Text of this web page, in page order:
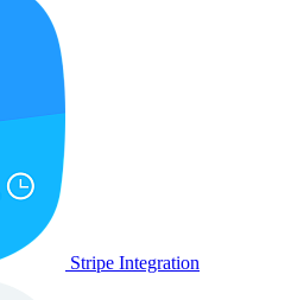
Stripe Integration